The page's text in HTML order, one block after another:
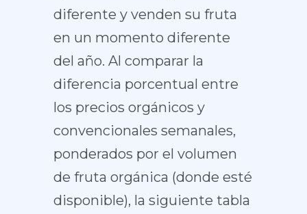
diferente y venden su fruta
en un momento diferente
del año. Al comparar la
diferencia porcentual entre
los precios orgánicos y
convencionales semanales,
ponderados por el volumen
de fruta orgánica (donde esté
disponible), la siguiente tabla